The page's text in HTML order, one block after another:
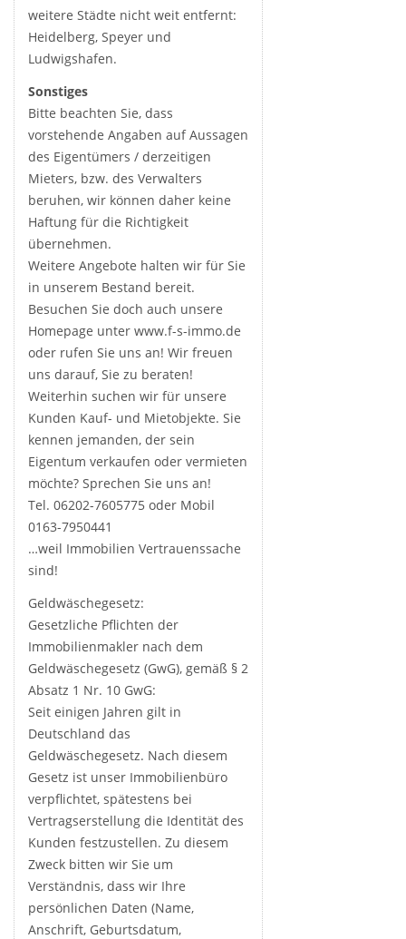
weitere Städte nicht weit entfernt:
Heidelberg, Speyer und
Ludwigshafen.
Sonstiges
Bitte beachten Sie, dass
vorstehende Angaben auf Aussagen
des Eigentümers / derzeitigen
Mieters, bzw. des Verwalters
beruhen, wir können daher keine
Haftung für die Richtigkeit
übernehmen.
Weitere Angebote halten wir für Sie
in unserem Bestand bereit.
Besuchen Sie doch auch unsere
Homepage unter www.f-s-immo.de
oder rufen Sie uns an! Wir freuen
uns darauf, Sie zu beraten!
Weiterhin suchen wir für unsere
Kunden Kauf- und Mietobjekte. Sie
kennen jemanden, der sein
Eigentum verkaufen oder vermieten
möchte? Sprechen Sie uns an!
Tel. 06202-7605775 oder Mobil
0163-7950441
…weil Immobilien Vertrauenssache
sind!
Geldwäschegesetz:
Gesetzliche Pflichten der
Immobilienmakler nach dem
Geldwäschegesetz (GwG), gemäß § 2
Absatz 1 Nr. 10 GwG:
Seit einigen Jahren gilt in
Deutschland das
Geldwäschegesetz. Nach diesem
Gesetz ist unser Immobilienbüro
verpflichtet, spätestens bei
Vertragserstellung die Identität des
Kunden festzustellen. Zu diesem
Zweck bitten wir Sie um
Verständnis, dass wir Ihre
persönlichen Daten (Name,
Anschrift, Geburtsdatum,